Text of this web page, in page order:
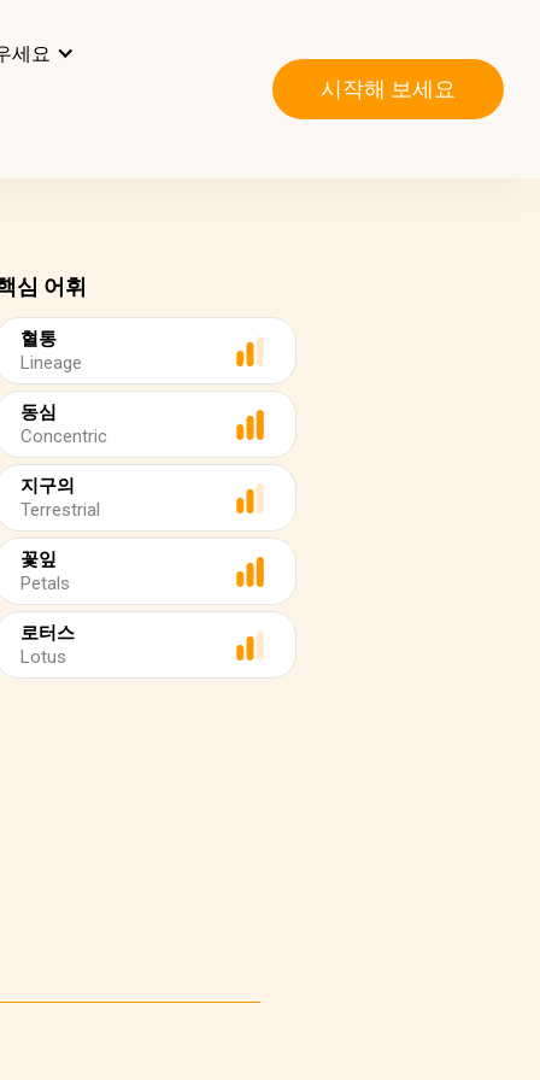
세요
시작해 보세요
심 어휘
혈통
Lineage
동심
Concentric
지구의
Terrestrial
꽃잎
Petals
로터스
Lotus